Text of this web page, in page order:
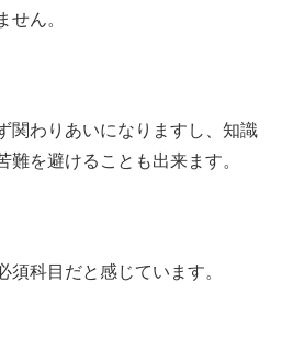
せん。
関わりあいになりますし、知識
難を避けることも出来ます。
科目だと感じています。